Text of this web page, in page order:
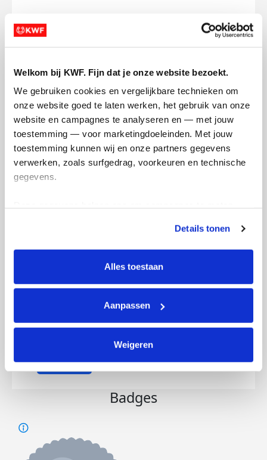
Welkom bij KWF. Fijn dat je onze website bezoekt.
We gebruiken cookies en vergelijkbare technieken om
onze website goed te laten werken, het gebruik van onze
website en campagnes te analyseren en — met jouw
toestemming — voor marketingdoeleinden. Met jouw
toestemming kunnen wij en onze partners gegevens
verwerken, zoals surfgedrag, voorkeuren en technische
gegevens.
tonen. Je kunt je toestemming op elk moment wijzigen of
intrekken via Cookie instellingen onderaan de pagina. De
lijst met cookies is te vinden in het tabblad “details”.
Details tonen
Alles toestaan
Aanpassen
Weigeren
Opgehaald
€111
Streefbedrag
€250
Doneer Word lid van mijn team
Updates
gemaakt van het toilet ook door niet
Er hangt een uitleg over prostaatkanker
en hier voor vragen wij een donatie na het
gebruik van het toilet.
Deel op
Badges